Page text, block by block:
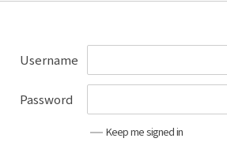
Username
Password
Keep me signed in